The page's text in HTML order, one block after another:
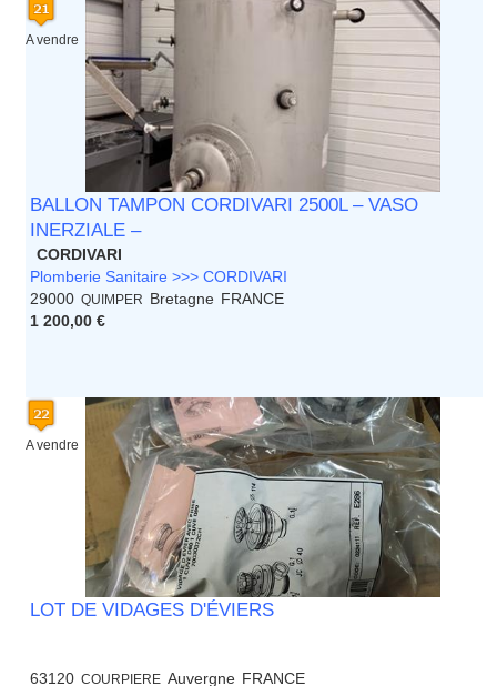
A vendre
BALLON TAMPON CORDIVARI 2500L – VASO
INERZIALE –
CORDIVARI
Plomberie Sanitaire >>> CORDIVARI
29000 QUIMPER Bretagne FRANCE
1 200,00 €
A vendre
LOT DE VIDAGES D'ÉVIERS
63120 COURPIERE Auvergne FRANCE